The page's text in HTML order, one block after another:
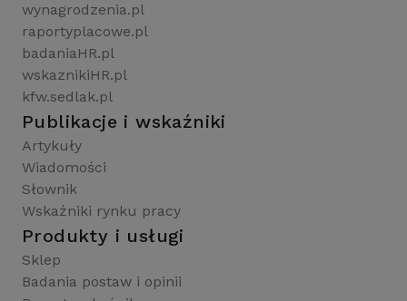
wynagrodzenia.pl
raportyplacowe.pl
badaniaHR.pl
wskaznikiHR.pl
kfw.sedlak.pl
Publikacje i wskaźniki
Artykuły
Wiadomości
Słownik
Wskaźniki rynku pracy
Produkty i usługi
Sklep
Badania postaw i opinii